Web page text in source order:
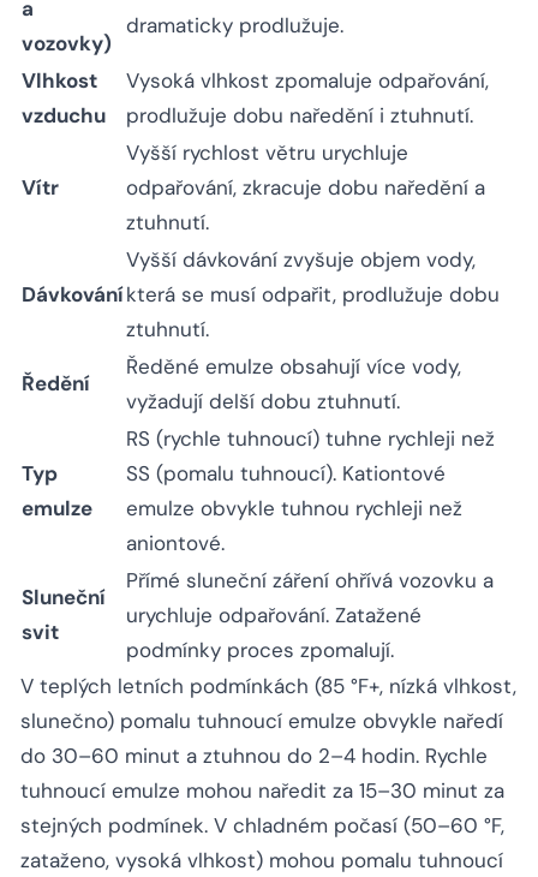
a
vozovky)
dramaticky prodlužuje.
Vlhkost
vzduchu
Vysoká vlhkost zpomaluje odpařování,
prodlužuje dobu naředění i ztuhnutí.
Vítr
Vyšší rychlost větru urychluje
odpařování, zkracuje dobu naředění a
ztuhnutí.
Dávkování
Vyšší dávkování zvyšuje objem vody,
která se musí odpařit, prodlužuje dobu
ztuhnutí.
Ředění
Ředěné emulze obsahují více vody,
vyžadují delší dobu ztuhnutí.
Typ
emulze
RS (rychle tuhnoucí) tuhne rychleji než
SS (pomalu tuhnoucí). Kationtové
emulze obvykle tuhnou rychleji než
aniontové.
Sluneční
svit
Přímé sluneční záření ohřívá vozovku a
urychluje odpařování. Zatažené
podmínky proces zpomalují.
V teplých letních podmínkách (85 °F+, nízká vlhkost,
slunečno) pomalu tuhnoucí emulze obvykle naředí
do 30–60 minut a ztuhnou do 2–4 hodin. Rychle
tuhnoucí emulze mohou naředit za 15–30 minut za
stejných podmínek. V chladném počasí (50–60 °F,
zataženo, vysoká vlhkost) mohou pomalu tuhnoucí